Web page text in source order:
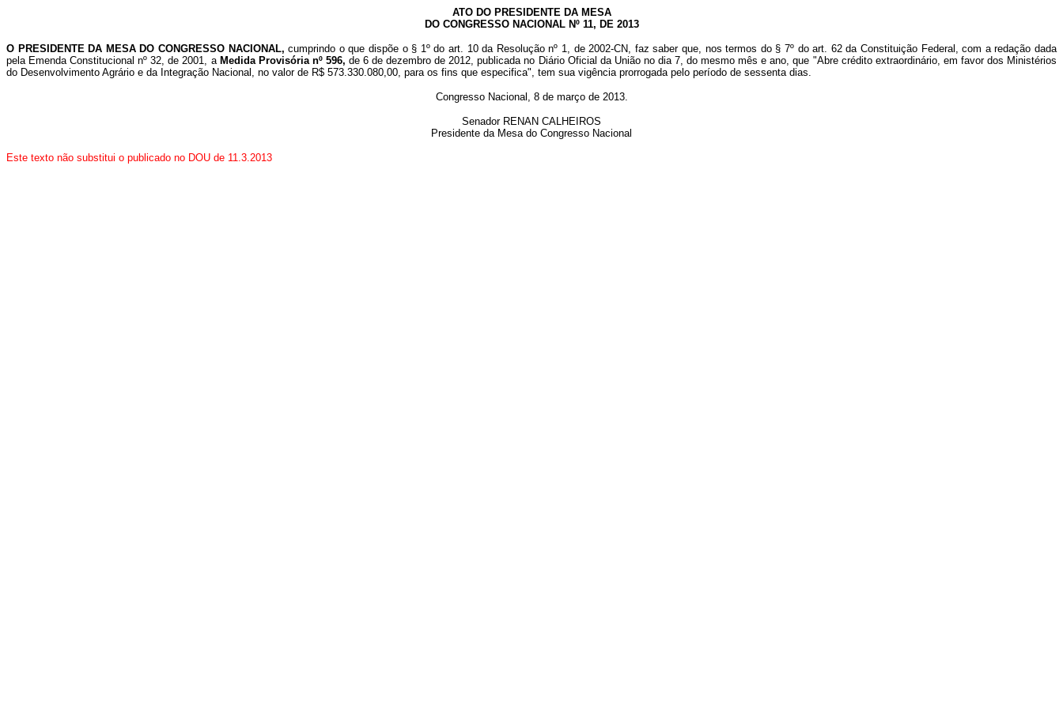
ATO DO PRESIDENTE DA MESA
DO CONGRESSO NACIONAL Nº 11, DE 2013
O PRESIDENTE DA MESA DO CONGRESSO NACIONAL,cumprindo o que dispõe o § 1º do art. 10 da Resolução nº 1, de 2002-CN, faz saber que, nos termos do § 7º do art. 62 da Constituição Federal, com a redação dada
pela Emenda Constitucional nº 32, de 2001, a Medida Provisória nº 596, de 6 de dezembro de 2012, publicada no Diário Oficial da União no dia 7, do mesmo mês e ano, que "Abre crédito extraordinário, em favor dos Ministérios
do Desenvolvimento Agrário e da Integração Nacional, no valor de R$ 573.330.080,00, para os fins que especifica", tem sua vigência prorrogada pelo período de sessenta dias.
Congresso Nacional, 8 de março de 2013.
Senador RENAN CALHEIROS
Presidente da Mesa do Congresso Nacional
Este texto não substitui o publicado no DOU de 11.3.2013